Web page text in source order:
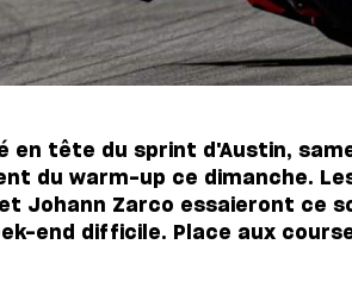
en tête du sprint d'Austin,
du warm-up ce dimanche.
Johann Zarco essaieront ce
end difficile. Place aux